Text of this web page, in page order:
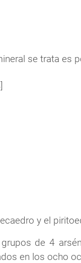
se trata es
y el
de 4
en los ocho